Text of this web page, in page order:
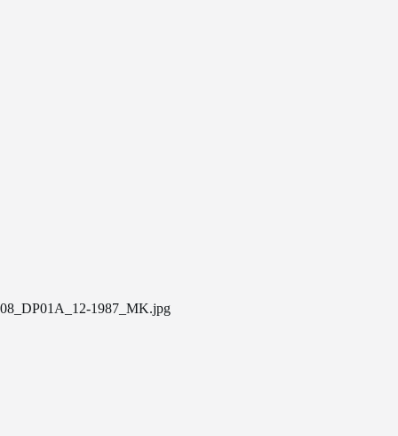
08_DP01A_12-1987_MK.jpg